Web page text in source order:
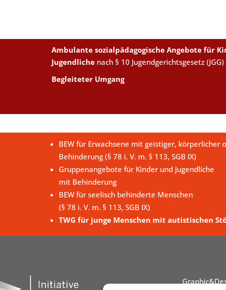
Ambulante sozialpädagogische Angebote für
Jugendliche nach § 10 Jugendgerichtsgesetz (JGG)
Begleiteter Umgang
BEW für Erwachsene mit geistiger, körperlicher
Behinderung (§ 78 i. V. m. § 113, SGB IX)
Gruppenangebote für Kinder und Jugendliche
mit Behinderung
BEW für seelisch behinderte Menschen
(§ 78 i. V. m. § 113, SGB IX)
TWG für junge Menschen mit autistischen